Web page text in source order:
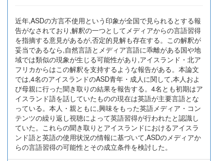
近年,ASDの方言不使用という印象が全国で見られるとする報
告がなされており,解釈の一つとしてメディアからの言語習得
を指摘する意見があるが,否定的見解も存在する。この解釈が
妥当であるなら,自然言語とメディア言語に乖離がある国や地
域では類似の現象が生じる可能性があり,アイスランド・北ア
フリカからはこの解釈を支持するような報告がある。本論文
では,4名のアイスランドのASD青年・成人に関して,本人およ
び母親に行った聞き取りの結果を報告する。4名とも初期はア
イスランド語を話していたものの現在は英語が主要言語とな
っている。本人・親ともに,興味をもった英語メディア・コン
テンツの繰り返し視聴によって英語習得が行われたと認識し
ていた。これらの聞き取りとアイスランドにおけるアイスラ
ンド語と英語の使用状況の情報に基づいて,ASDのメディアか
らの言語習得の可能性とその成立条件を検討した。